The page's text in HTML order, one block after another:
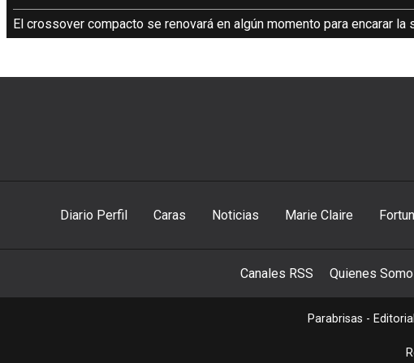
El crossover compacto se renovará en algún momento para encarar
Diario Perfil Caras Noticias Marie Claire
Canales RSS Quienes
Parabrisas -